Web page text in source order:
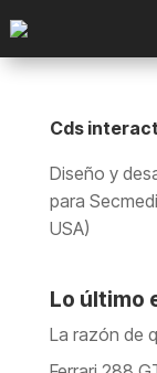
Cds
Diseño y
para
USA)
Lo último
La razón de